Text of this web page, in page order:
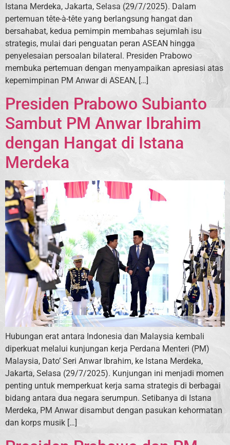
Istana Merdeka, Jakarta, Selasa (29/7/2025). Dalam
pertemuan tête-à-tête yang berlangsung hangat dan
bersahabat, kedua pemimpin membahas sejumlah isu
strategis, mulai dari penguatan peran ASEAN hingga
penyelesaian persoalan bilateral. Presiden Prabowo
membuka pertemuan dengan menyampaikan apresiasi atas
kepemimpinan PM Anwar di ASEAN, […]
Presiden Prabowo Subianto
Sambut PM Anwar Ibrahim
dengan Hangat di Istana
Merdeka
Hubungan erat antara Indonesia dan Malaysia kembali
diperkuat melalui kunjungan kerja Perdana Menteri (PM)
Malaysia, Dato’ Seri Anwar Ibrahim, ke Istana Merdeka,
Jakarta, Selasa (29/7/2025). Kunjungan ini menjadi momen
penting untuk memperkuat kerja sama strategis di berbagai
bidang antara dua negara serumpun. Setibanya di Istana
Merdeka, PM Anwar disambut dengan pasukan kehormatan
dan korps musik […]